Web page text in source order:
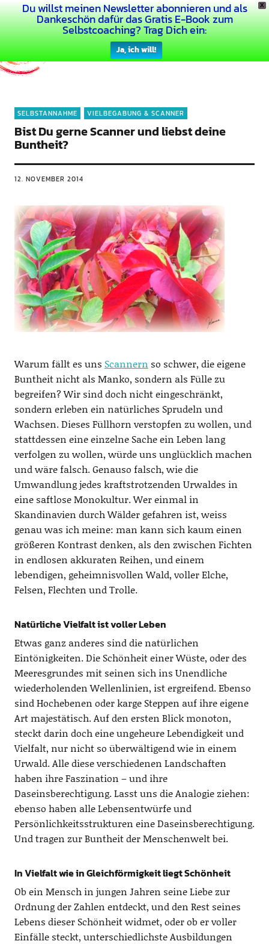
X
Du willst meinen Newsletter abonnieren und als
Dankeschön dafür das Gratis E-Book zum
Selbstcoaching? Trag Dich ein:
Ja, ich will!
Dein Buntes Leben
SELBSTANNAHME VIELBEGABUNG & SCANNER
Bist Du gerne Scanner und liebst deine
Buntheit?
12. NOVEMBER 2014
Warum fällt es uns Scannern so schwer, die eigene
Buntheit nicht als Manko, sondern als Fülle zu
begreifen? Wir sind doch nicht eingeschränkt,
sondern erleben ein natürliches Sprudeln und
Wachsen. Dieses Füllhorn verstopfen zu wollen, und
stattdessen eine einzelne Sache ein Leben lang
verfolgen zu wollen, würde uns unglücklich machen
und wäre falsch. Genauso falsch, wie die
Umwandlung jedes kraftstrotzenden Urwaldes in
eine saftlose Monokultur. Wer einmal in
Skandinavien durch Wälder gefahren ist, weiss
genau was ich meine: man kann sich kaum einen
größeren Kontrast denken, als den zwischen Fichten
in endlosen akkuraten Reihen, und einem
lebendigen, geheimnisvollen Wald, voller Elche,
Felsen, Flechten und Trolle.
Natürliche Vielfalt ist voller Leben
Etwas ganz anderes sind die natürlichen
Eintönigkeiten. Die Schönheit einer Wüste, oder des
Meeresgrundes mit seinen sich ins Unendliche
wiederholenden Wellenlinien, ist ergreifend. Ebenso
sind Hochebenen oder karge Steppen auf ihre eigene
Art majestätisch. Auf den ersten Blick monoton,
steckt darin doch eine ungeheure Lebendigkeit und
Vielfalt, nur nicht so überwältigend wie in einem
Urwald. Alle diese verschiedenen Landschaften
haben ihre Faszination – und ihre
Daseinsberechtigung. Lasst uns die Analogie ziehen:
ebenso haben alle Lebensentwürfe und
Persönlichkeitsstrukturen eine Daseinsberechtigung.
Und tragen zur Buntheit der Menschenwelt bei.
In Vielfalt wie in Gleichförmigkeit liegt Schönheit
Ob ein Mensch in jungen Jahren seine Liebe zur
Ordnung der Zahlen entdeckt, und den Rest seines
Lebens dieser Schönheit widmet, oder ob er voller
Einfälle steckt, unterschiedlichste Ausbildungen